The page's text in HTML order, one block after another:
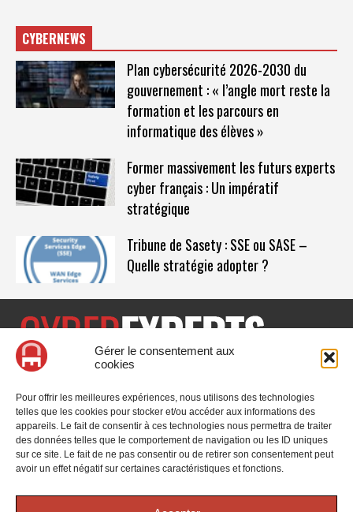
Gérer le consentement aux
cookies
Pour offrir les meilleures expériences, nous utilisons des technologies
telles que les cookies pour stocker et/ou accéder aux informations des
appareils. Le fait de consentir à ces technologies nous permettra de traiter
des données telles que le comportement de navigation ou les ID uniques
sur ce site. Le fait de ne pas consentir ou de retirer son consentement peut
avoir un effet négatif sur certaines caractéristiques et fonctions.
CYBERNEWS
Plan cybersécurité 2026-2030 du
gouvernement : « l’angle mort reste la
formation et les parcours en
informatique des élèves »
Former massivement les futurs experts
cyber français : Un impératif
stratégique
Tribune de Sasety : SSE ou SASE –
Quelle stratégie adopter ?
CyberExperts.tech est un média dédié à la sécurité informatique
l'actualité, des retours d'utilisateurs, des évènements, des livres
blancs et les nominations du secteur. Retrouvez toutes les
informations sur les innovations en cybersécurité.
Vous cherchez quelque chose ?